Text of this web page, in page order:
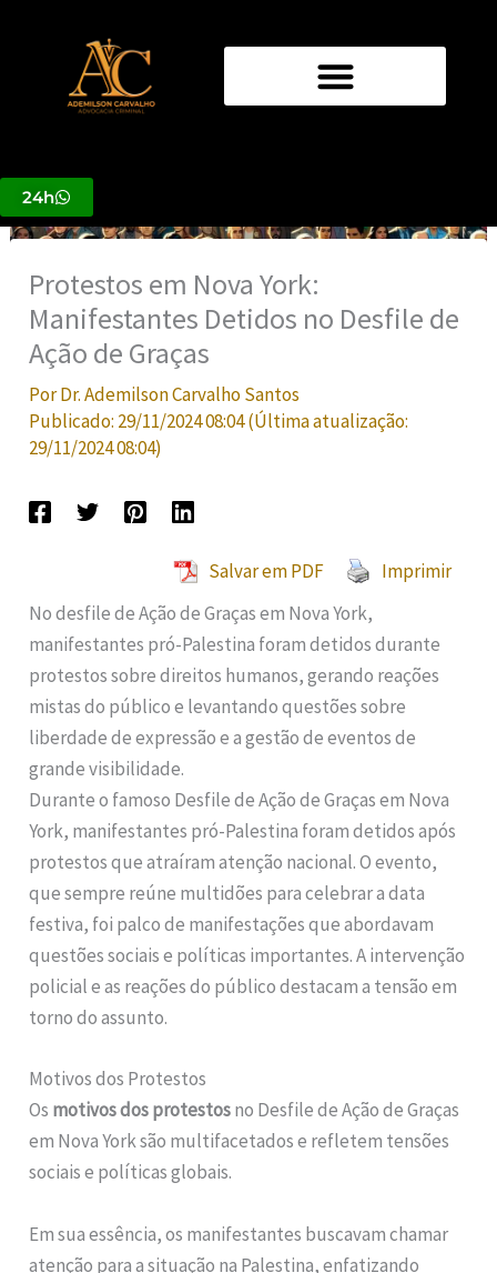
conteúdo
24h
Protestos em Nova York:
Manifestantes Detidos no Desfile de
Ação de Graças
PorDr. Ademilson Carvalho Santos
Publicado: 29/11/2024 08:04(Última atualização:
29/11/2024 08:04)
Salvar em PDF
Imprimir
No desfile de Ação de Graças em Nova York,
manifestantes pró-Palestina foram detidos durante
protestos sobre direitos humanos, gerando reações
mistas do público e levantando questões sobre
liberdade de expressão e a gestão de eventos de
grande visibilidade.
Durante o famoso Desfile de Ação de Graças em Nova
York, manifestantes pró-Palestina foram detidos após
protestos que atraíram atenção nacional. O evento,
que sempre reúne multidões para celebrar a data
festiva, foi palco de manifestações que abordavam
questões sociais e políticas importantes. A intervenção
policial e as reações do público destacam a tensão em
torno do assunto.
Motivos dos Protestos
Os motivos dos protestosno Desfile de Ação de Graças
em Nova York são multifacetados e refletem tensões
sociais e políticas globais.
Em sua essência, os manifestantes buscavam chamar
atenção para a situação na Palestina, enfatizando